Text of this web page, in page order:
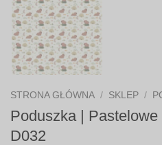
STRONA GŁÓWNA / SKLEP /
Poduszka | Pastelowe
D032